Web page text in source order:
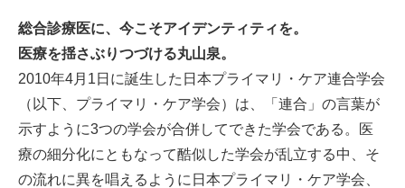
総合診療医に、今こそアイデンティティを。
医療を揺さぶりつづける丸山泉。
2010年4月1日に誕生した日本プライマリ・ケア連合学会
（以下、プライマリ・ケア学会）は、「連合」の言葉が
示すように3つの学会が合併してできた学会である。医
療の細分化にともなって酷似した学会が乱立する中、そ
の流れに異を唱えるように日本プライマリ・ケア学会、